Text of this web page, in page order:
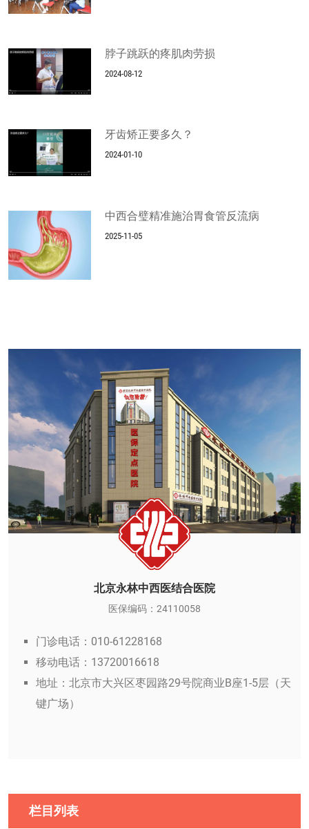
脖子跳跃的疼肌肉劳损
2024-08-12
牙齿矫正要多久？
2024-01-10
中西合璧精准施治胃食管反流病
2025-11-05
北京永林中西医结合医院
医保编码：24110058
门诊电话：010-61228168
移动电话：13720016618
地址：北京市大兴区枣园路29号院商业B座1-5层（天
键广场）
栏目列表